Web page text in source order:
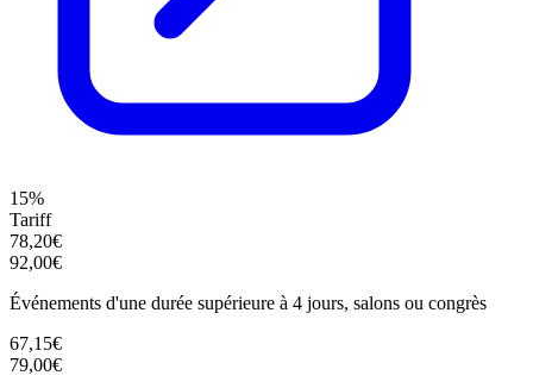
15%
Tariff
78,20€
92,00€
Événements d'une durée supérieure à 4 jours, salons ou congrès
67,15€
79,00€